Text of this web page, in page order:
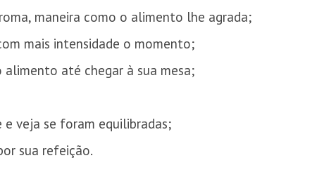
maneira como o alimento lhe agrada;
mais intensidade o momento;
até chegar à sua mesa;
e veja se foram equilibradas;
sua refeição.